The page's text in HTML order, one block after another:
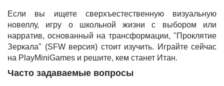
Если вы ищете сверхъестественную визуальную
новеллу, игру о школьной жизни с выбором или
нарратив, основанный на трансформации, "Проклятие
Зеркала" (SFW версия) стоит изучить. Играйте сейчас
на PlayMiniGames и решите, кем станет Итан.
Часто задаваемые вопросы